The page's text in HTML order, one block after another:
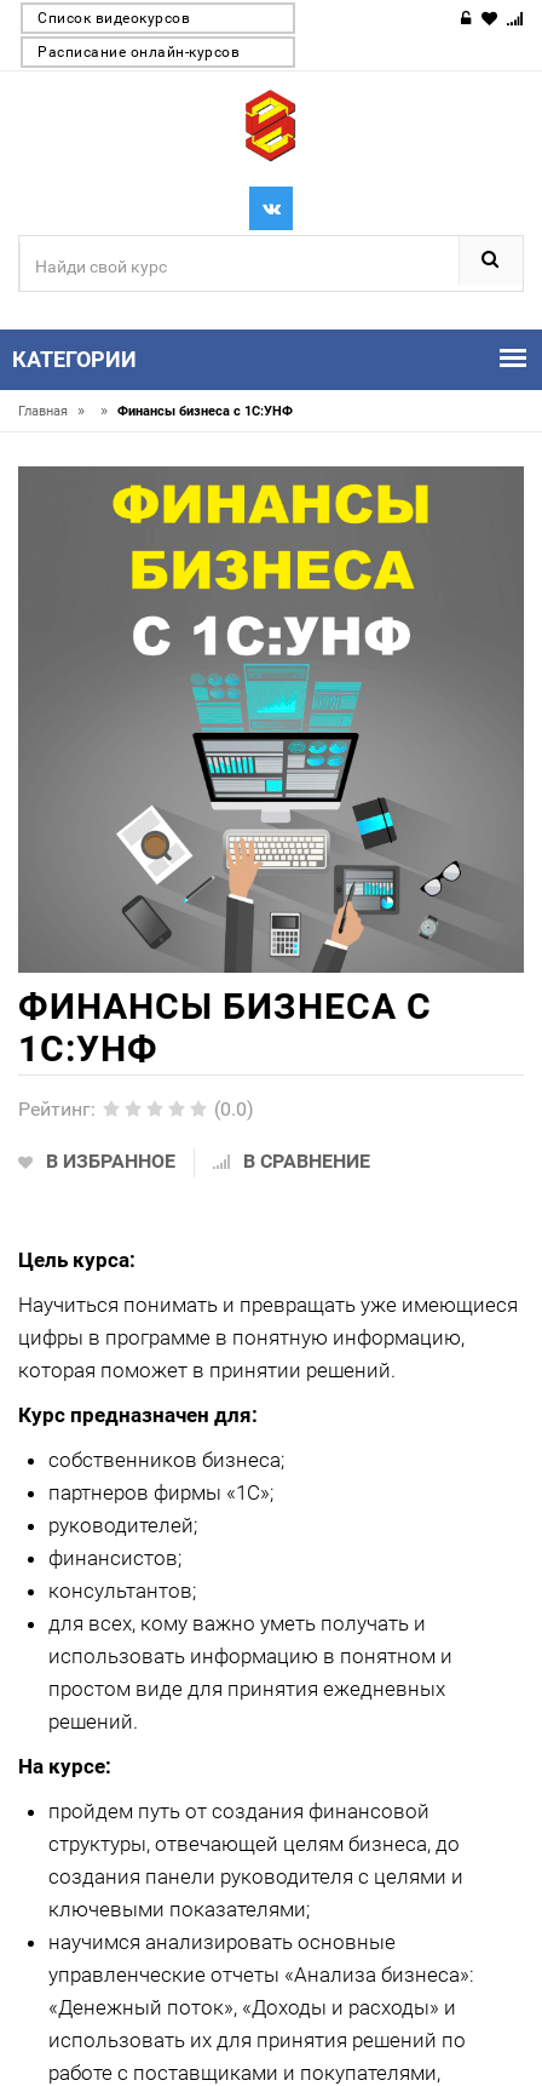
Список видеокурсов
Расписание онлайн-курсов
КАТЕГОРИИ
Главная » » Финансы бизнеса с 1С:УНФ
ФИНАНСЫ БИЗНЕСА С
1С:УНФ
Рейтинг: (0.0)
В ИЗБРАННОЕ В СРАВНЕНИЕ
Цель курса:
Научиться понимать и превращать уже имеющиеся
цифры в программе в понятную информацию,
которая поможет в принятии решений.
Курс предназначен для:
собственников бизнеса;
партнеров фирмы «1С»;
руководителей;
финансистов;
консультантов;
для всех, кому важно уметь получать и
использовать информацию в понятном и
простом виде для принятия ежедневных
решений.
На курсе:
пройдем путь от создания финансовой
структуры, отвечающей целям бизнеса, до
создания панели руководителя с целями и
ключевыми показателями;
научимся анализировать основные
управленческие отчеты «Анализа бизнеса»:
«Денежный поток», «Доходы и расходы» и
использовать их для принятия решений по
работе с поставщиками и покупателями,